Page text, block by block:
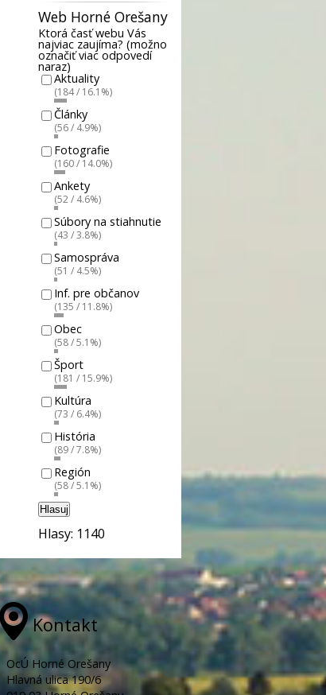
Web Horné Orešany
Ktorá časť webu Vás
najviac zaujíma? (možno
označiť viac odpovedí
naraz)
Aktuality
(184 / 16.1%)
Články
(56 / 4.9%)
Fotografie
(160 / 14.0%)
Ankety
(52 / 4.6%)
Súbory na stiahnutie
(43 / 3.8%)
Samospráva
(51 / 4.5%)
Inf. pre občanov
(135 / 11.8%)
Obec
(58 / 5.1%)
Šport
(181 / 15.9%)
Kultúra
(73 / 6.4%)
História
(89 / 7.8%)
Región
(58 / 5.1%)
Hlasuj
Hlasy: 1140
Kontakt
OcÚ Horné Orešany
Hlavná ulica 190/6